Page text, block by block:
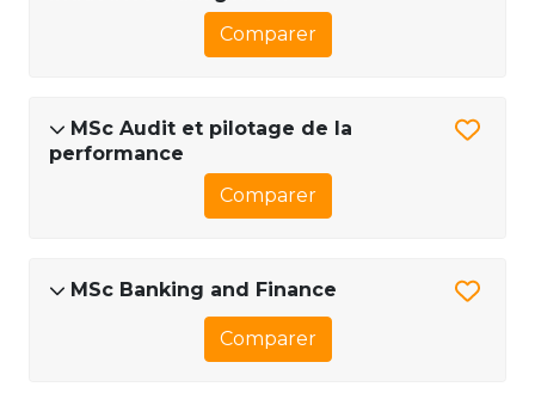
Comparer
MSc Audit et pilotage de la
performance
Comparer
MSc Banking and Finance
Comparer